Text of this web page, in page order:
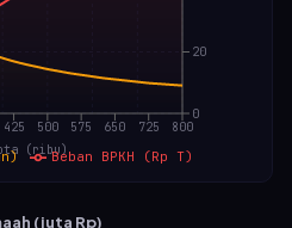
425 500 575 650 725 800
(ribu)
0
20
Beban BPKH (Rp T)
(juta Rp)